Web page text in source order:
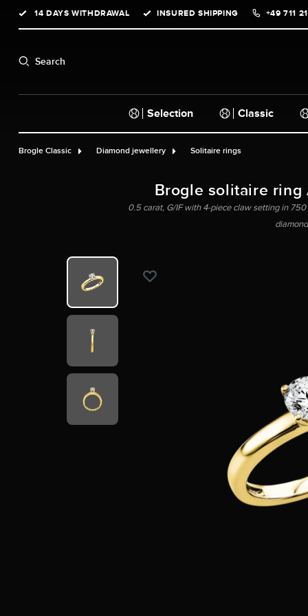
Skip to main navigation
14 DAYS WITHDRAWAL INSURED SHIPPING +49 711
Search
Selection Classic
Brogle Classic Diamond jewellery Solitaire rings
Brogle solitaire ring
0.5 carat, G/IF with 4-piece claw setting in